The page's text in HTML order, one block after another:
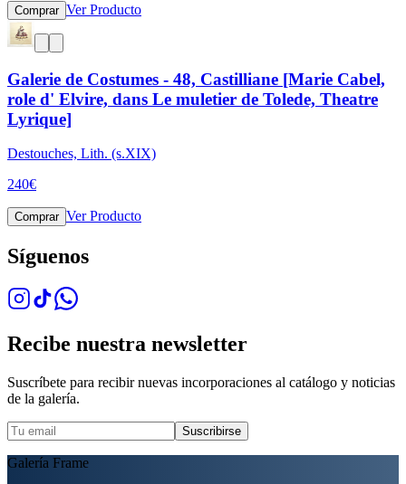
Comprar Ver Producto
Galerie de Costumes - 48, Castilliane [Marie Cabel,
role d' Elvire, dans Le muletier de Tolede, Theatre
Lyrique]
Destouches, Lith. (s.XIX)
240€
Comprar Ver Producto
Síguenos
Recibe nuestra newsletter
Suscríbete para recibir nuevas incorporaciones al catálogo y noticias
de la galería.
Suscribirse
Galería Frame